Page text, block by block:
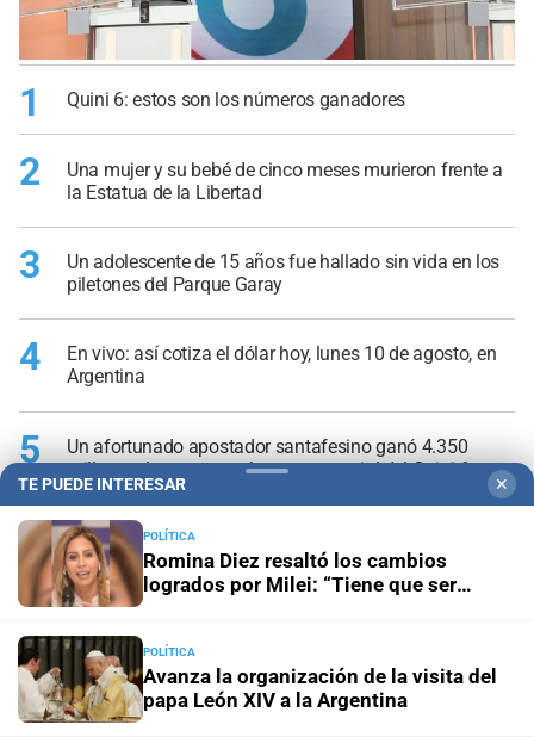
1 Quini 6: estos son los números ganadores
2
Una mujer y su bebé de cinco meses murieron frente a
la Estatua de la Libertad
3
Un adolescente de 15 años fue hallado sin vida en los
piletones del Parque Garay
4
En vivo: así cotiza el dólar hoy, lunes 10 de agosto, en
Argentina
5
Un afortunado apostador santafesino ganó 4.350
millones de pesos en el sorteo especial del Quini 6
TE PUEDE INTERESAR ✕
POLÍTICA
Romina Diez resaltó los cambios
logrados por Milei: “Tiene que ser
POLÍTICA
Avanza la organización de la visita del
papa León XIV a la Argentina